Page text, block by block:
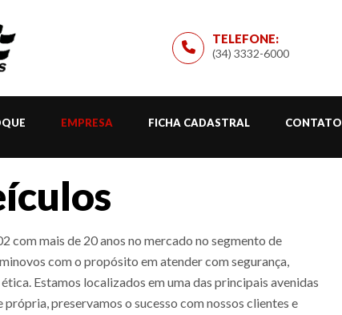
TELEFONE:
(34) 3332-6000
EMPRESA FICHA CADASTRAL CONTATO
com mais de 20 anos no mercado no segmento de
com o propósito em atender com segurança,
Estamos localizados em uma das principais avenidas
própria, preservamos o sucesso com nossos clientes e